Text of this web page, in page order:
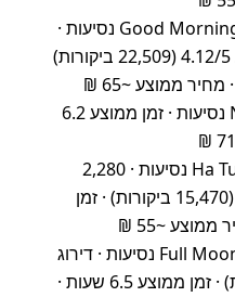
Good Morning Cat Ba Bus – 1,469 נסיעות ·
13,435 הזמנות · דירוג 4.12/5 (22,509 ביקורות)
Ngoc Cuong – 1,205 נסיעות · זמן ממוצע 6.2
Ha Tuan Buslines – 1,154 נסיעות · 2,280
הזמנות · דירוג 3.99/5 (15,470 ביקורות) · זמן
Full Moon Travel Asia – 1,006 נסיעות · דירוג
3.65/5 (2,568 ביקורות) · זמן ממוצע 6.5 שעות ·